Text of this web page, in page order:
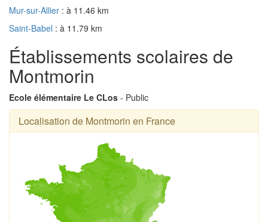
Mur-sur-Allier : à 11.46 km
Saint-Babel : à 11.79 km
Établissements scolaires de
Montmorin
Ecole élémentaire Le CLos - Public
Localisation de Montmorin en France